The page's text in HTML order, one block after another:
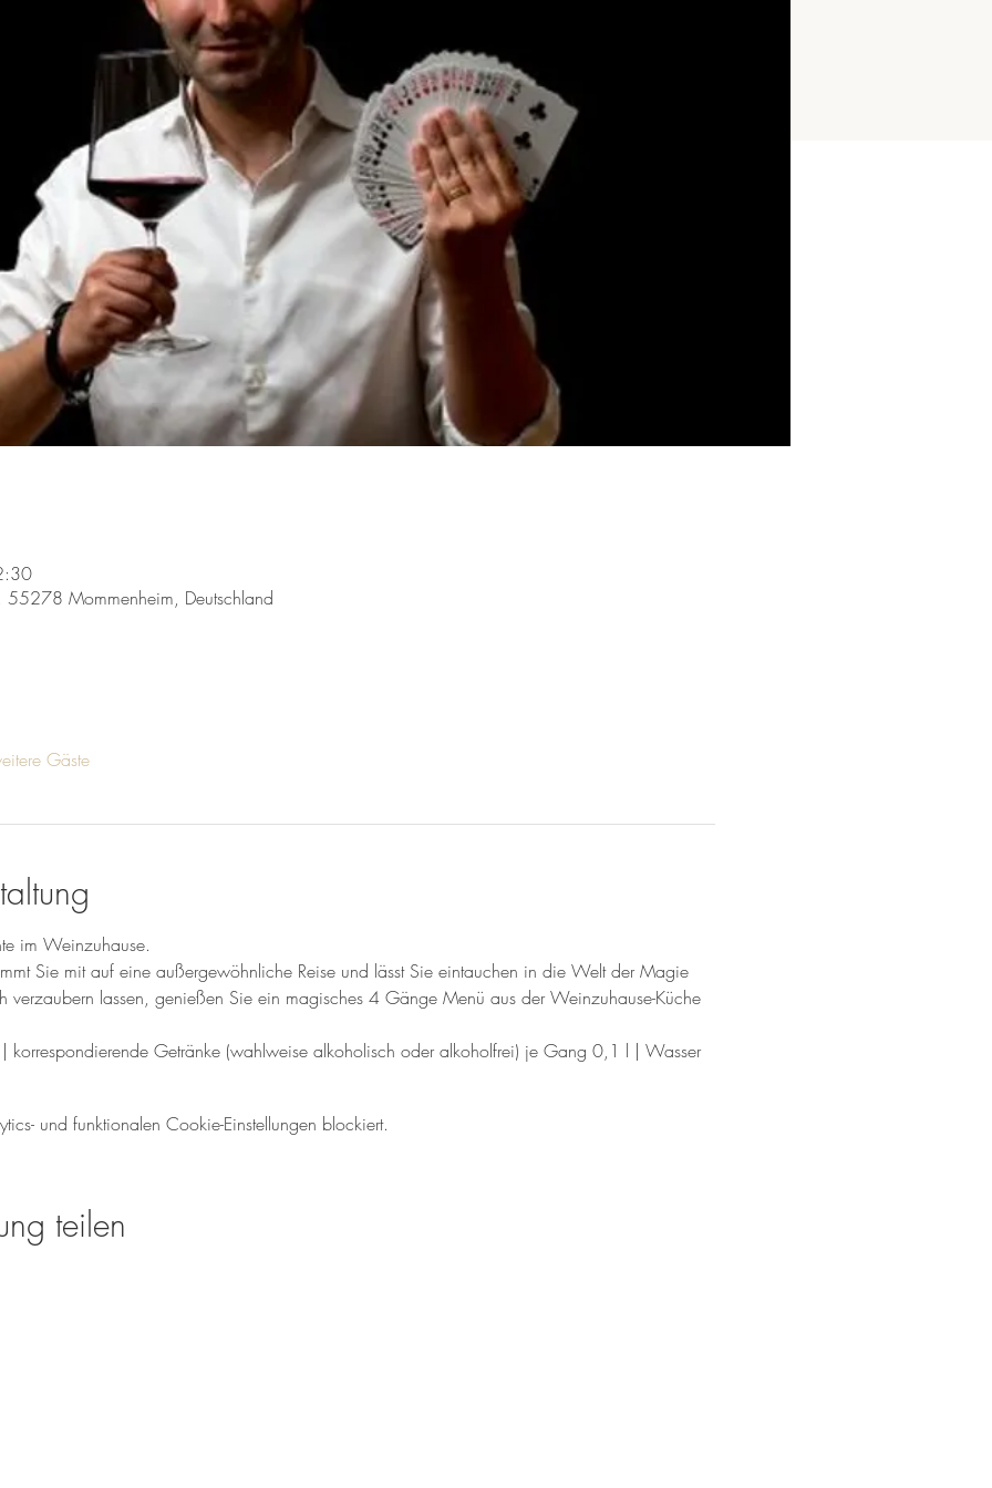
55278 Mommenheim, Deutschland
Gäste
im Weinzuhause.
Sie mit auf eine außergewöhnliche Reise und lässt Sie eintauchen in die Welt der Magie
verzaubern lassen, genießen Sie ein magisches 4 Gänge Menü aus der Weinzuhause-Küche
Getränke (wahlweise alkoholisch oder alkoholfrei) je Gang 0,1 l | Wasser
und funktionalen Cookie-Einstellungen blockiert.
teilen